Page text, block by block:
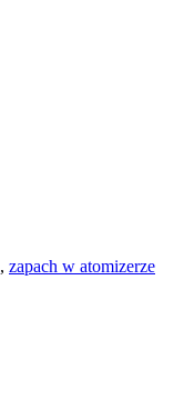
, zapach w atomizerze